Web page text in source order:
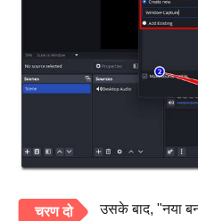
चरण दो
उसके बाद, "नया